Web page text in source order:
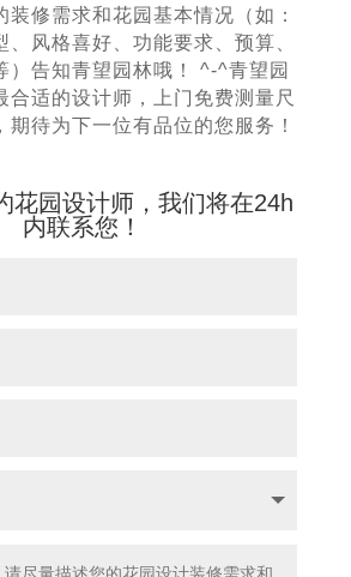
装修需求和花园基本情况（如：
、风格喜好、功能要求、预算、
）告知青望园林哦！ ^-^青望园
合适的设计师，上门免费测量尺
期待为下一位有品位的您服务！
花园设计师，我们将在24h
内联系您！